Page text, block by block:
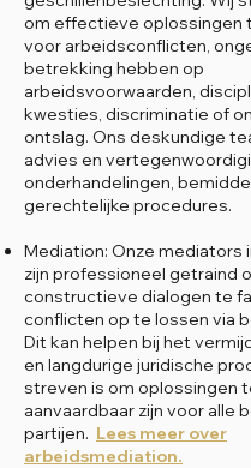
om effectieve oplossingen
voor arbeidsconflicten,
betrekking hebben op
arbeidsvoorwaarden,
kwesties, discriminatie of
ontslag. Ons deskundige
advies en
onderhandelingen,
gerechtelijke procedures.
Mediation: Onze mediators
zijn professioneel getraind
constructieve dialogen te
conflicten op te lossen via
Dit kan helpen bij het
en langdurige juridische
streven is om oplossingen
aanvaardbaar zijn voor alle
partijen. Lees meer over
arbeidsmediation.